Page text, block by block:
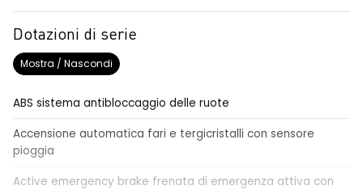
Dotazioni di serie
Mostra / Nascondi
ABS sistema antibloccaggio delle ruote
Accensione automatica fari e tergicristalli con sensore
pioggia
Active emergency brake frenata di emergenza attiva con